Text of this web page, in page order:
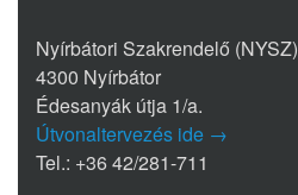
Nyírbátori Szakrendelő (NYSZ)
4300 Nyírbátor
Édesanyák útja 1/a.
Útvonaltervezés ide →
Tel.: +36 42/281-711